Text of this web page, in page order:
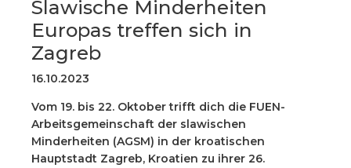
Slawische Minderheiten
Europas treffen sich in
Zagreb
16.10.2023
Vom 19. bis 22. Oktober trifft dich die FUEN-
Arbeitsgemeinschaft der slawischen
Minderheiten (AGSM) in der kroatischen
Hauptstadt Zagreb, Kroatien zu ihrer 26.